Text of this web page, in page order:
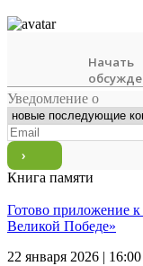
Уведомление о
Книга памяти
Готово приложение
Великой Победе»
22 января 2026 | 16:00